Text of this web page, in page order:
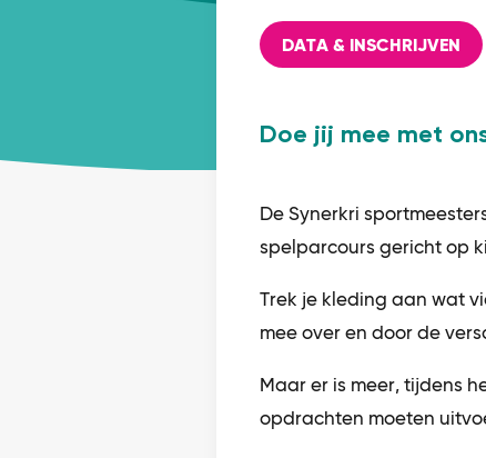
DATA & INSCHRIJVEN
Doe jij mee met
De Synerkri
spelparcours gericht op
Trek je kleding aan wat
mee over en door de
Maar er is meer, tijdens
opdrachten moeten